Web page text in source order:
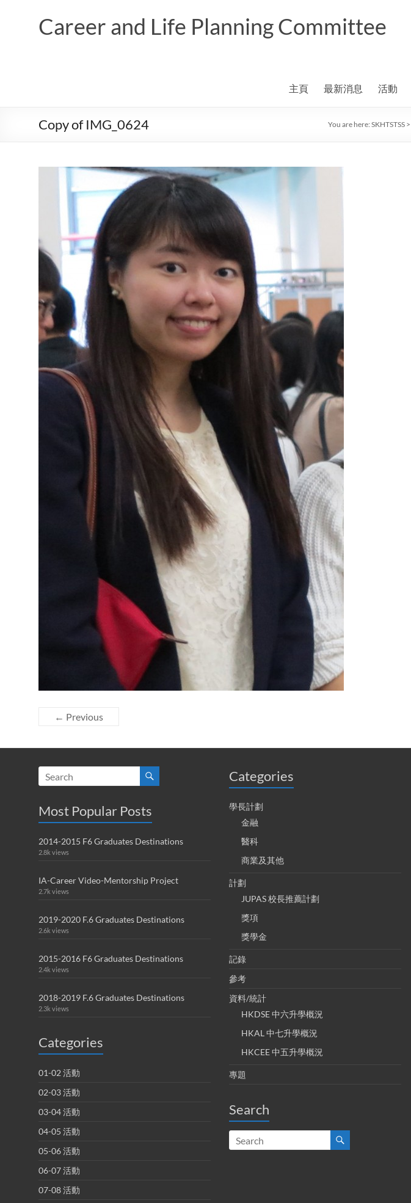
Career and Life Planning Committee
主頁 最新消息 活動
Copy of IMG_0624 You are here: SKHTSTSS >
← Previous
Most Popular Posts
2014-2015 F6 Graduates Destinations
2.8k views
IA-Career Video-Mentorship Project
2.7k views
2019-2020 F.6 Graduates Destinations
2.6k views
2015-2016 F6 Graduates Destinations
2.4k views
2018-2019 F.6 Graduates Destinations
2.3k views
Categories
01-02 活動
02-03 活動
03-04 活動
04-05 活動
05-06 活動
06-07 活動
07-08 活動
Categories
學長計劃
金融
醫科
商業及其他
計劃
JUPAS 校長推薦計劃
獎項
獎學金
記錄
參考
資料/統計
HKDSE 中六升學概況
HKAL 中七升學概況
HKCEE 中五升學概況
專題
Search